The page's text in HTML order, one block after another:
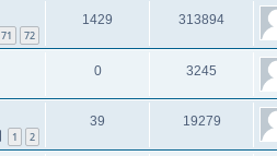
71 72
1429 313894
0 3245
1 2
39 19279